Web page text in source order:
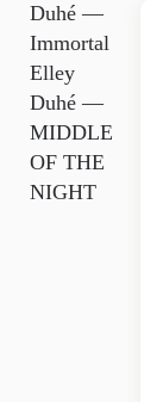
Duhé —
Immortal
Elley
Duhé —
MIDDLE
OF THE
NIGHT